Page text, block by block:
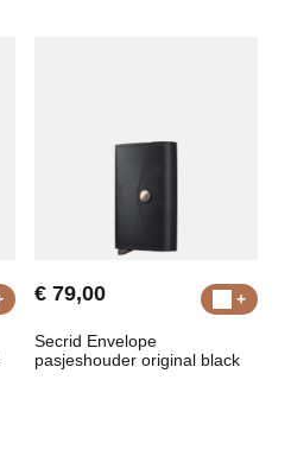
€ 79,00
Secrid Envelope
pasjeshouder original black